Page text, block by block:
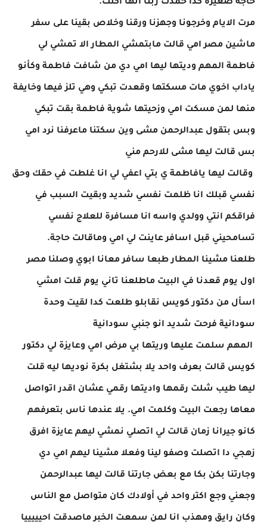
حاجة صغيرة كدا حمدت ربنا انها أكلت.
مرت الايام وخرجونا وجهزنا ورقنا وخلاص بقينا على سفر
ماشين مصر امي قالت مابتمشي المطار الا تمشي لي
فاطمة المهم وديتها ليها امي دي من شافت فاطمة وكأنو
ياداب اخوي مات مسكتها وقعدت تبكي وهي تلز فيها وخايفة
منها لمن مسكت امي وزحيتها شوية فاطمة بقت تبكي
وبس بتقول عبدالرحمن مشى وين سكتنا ماعرفنا نرد امي
بس قالت ليها مشى للارحم مني
وقالت ليها يافاطمة ي بتي اعفي لي انا غلطت في حقك وحق
نفسي قبلك انا ظلمت نفسي شديد وبقيت السبب في
فراقكم انتي وولدي واسه انا مسافرة للعلاج نفسي
تسامحيني قبل اسافر عاينت لي امي وماقالت حاجة.
طلعنا مشينا المطار طبعا سافر معانا ابوي وصلنا مصر
اول يوم قعدنا في البيت ماطلعنا تاني يوم قلت امشي
اسأل من دكتور كويس نقابلو طلعت كدا لقيت وحدة
سودانية فرحت شديد انو جنبي سودانية
المهم سلمت عليها وريتها بي مرض امي وعايزة لي دكتور
كويس قالت بعرف واحد يلا بشتغل بكرة نوديها ليه قلت
ليها طيب شلت رقمها واديتها رقمي عشان اقدر اتواصل
معاها رجعت البيت وكلمت امي. يلا عندها ناس بتعرفهم
كانو جيرانا زمان قالت لي اتصلي نمشي ليهم عايزة افرق
زهجي دا اتصلت وصفو لينا وفعلا مشينا ليهم امي دي
وجارتنا بكن بكا مع بعض جارتنا قالت ليها عبدالرحمن
وجعني وجع اكتر واحد في أولادك كان متواصل مع الناس
وكان رايق ومهذب انا لمن سمعت الخبر ماصدقت احيييييا